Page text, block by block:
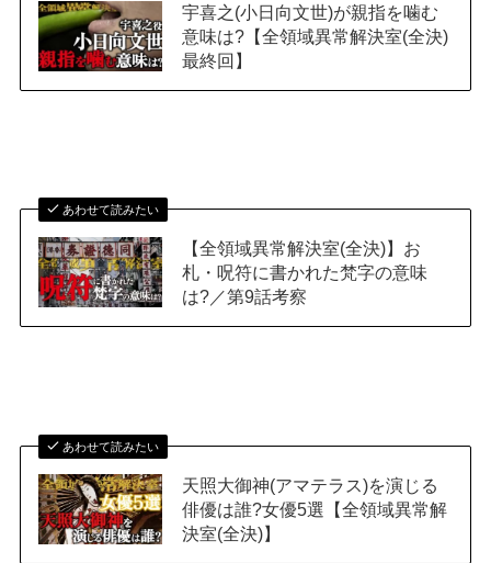
宇喜之(小日向文世)が親指を噛む
意味は?【全領域異常解決室(全決)
最終回】
あわせて読みたい
【全領域異常解決室(全決)】お
札・呪符に書かれた梵字の意味
は?／第9話考察
あわせて読みたい
天照大御神(アマテラス)を演じる
俳優は誰?女優5選【全領域異常解
決室(全決)】